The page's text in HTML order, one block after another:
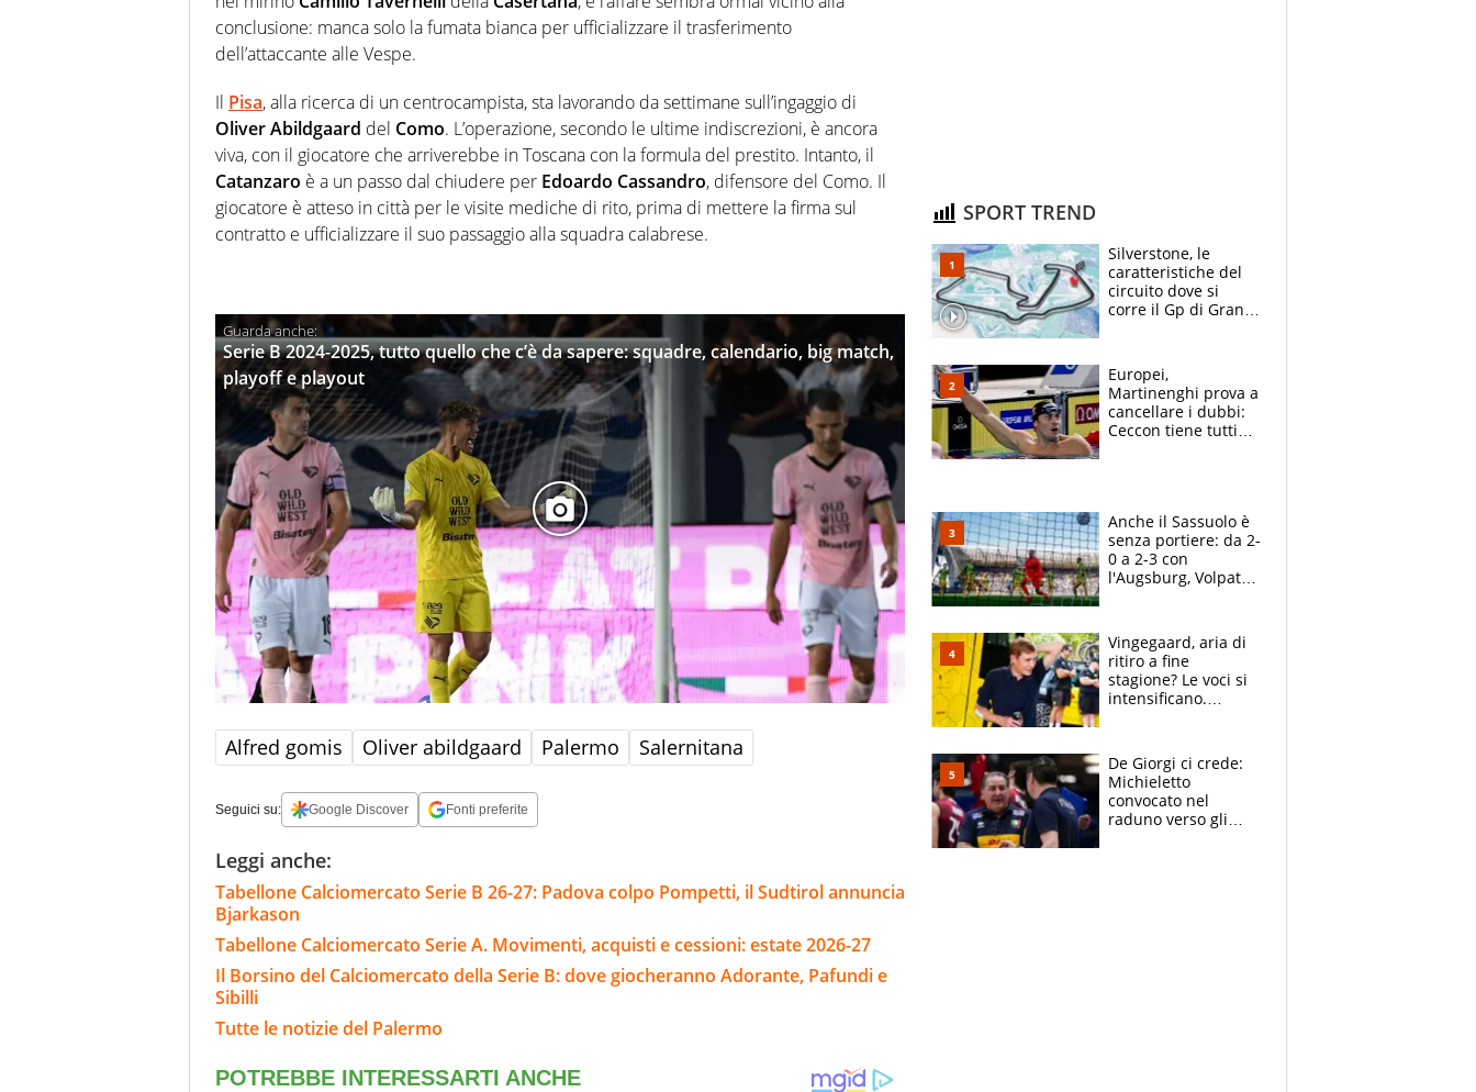
conclusione: manca solo la fumata bianca per ufficializzare il trasferimento
dell’attaccante alle Vespe.
Il Pisa, alla ricerca di un centrocampista, sta lavorando da settimane sull’ingaggio di
OliverAbildgaard del Como. L’operazione, secondo le ultime indiscrezioni, è ancora
viva, con il giocatore che arriverebbe in Toscana con la formula del prestito. Intanto, il
Catanzaro è a un passo dal chiudere per Edoardo Cassandro, difensore del Como. Il
giocatore è atteso in città per le visite mediche di rito, prima di mettere la firma sul
contratto e ufficializzare il suo passaggio alla squadra calabrese.
Serie B 2024-2025, tutto quello che c’è da sapere: squadre, calendario, big match,
playoff e playout
Alfred gomis Oliver abildgaard Palermo Salernitana
Seguici su: Google Discover Fonti preferite
Leggi anche:
Tabellone Calciomercato Serie B 26-27: Padova colpo Pompetti, il Sudtirol annuncia
Bjarkason
Tabellone Calciomercato Serie A. Movimenti, acquisti e cessioni: estate 2026-27
Il Borsino del Calciomercato della Serie B: dove giocheranno Adorante, Pafundi e
Sibilli
Tutte le notizie del Palermo
SPORT TREND
Silverstone, le
caratteristiche del
circuito dove si
corre il Gp di Gran
Europei,
Martinenghi prova a
cancellare i dubbi:
Ceccon tiene tutti
Anche il Sassuolo è
senza portiere: da 2-
0 a 2-3 con
l'Augsburg, Volpato
Vingegaard, aria di
ritiro a fine
stagione? Le voci si
intensificano.
vuole la Roubaix
De Giorgi ci crede:
Michieletto
convocato nel
raduno verso gli